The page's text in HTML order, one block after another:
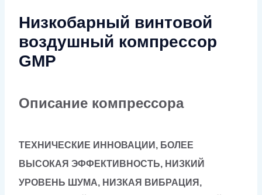
Низкобарный винтовой
воздушный компрессор
GMP
Описание компрессора
ТЕХНИЧЕСКИЕ ИННОВАЦИИ, БОЛЕЕ
ВЫСОКАЯ ЭФФЕКТИВНОСТЬ, НИЗКИЙ
УРОВЕНЬ ШУМА, НИЗКАЯ ВИБРАЦИЯ,